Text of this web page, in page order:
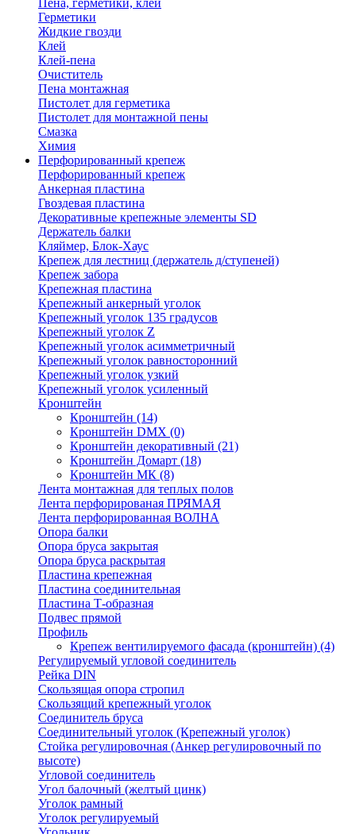
Пена, герметики, клей
Герметики
Жидкие гвозди
Клей
Клей-пена
Очиститель
Пена монтажная
Пистолет для герметика
Пистолет для монтажной пены
Смазка
Химия
Перфорированный крепеж
Перфорированный крепеж
Анкерная пластина
Гвоздевая пластина
Декоративные крепежные элементы SD
Держатель балки
Кляймер, Блок-Хаус
Крепеж для лестниц (держатель д/ступеней)
Крепеж забора
Крепежная пластина
Крепежный анкерный уголок
Крепежный уголок 135 градусов
Крепежный уголок Z
Крепежный уголок асимметричный
Крепежный уголок равносторонний
Крепежный уголок узкий
Крепежный уголок усиленный
Кронштейн
Кронштейн (14)
Кронштейн DMX (0)
Кронштейн декоративный (21)
Кронштейн Домарт (18)
Кронштейн МК (8)
Лента монтажная для теплых полов
Лента перфорированая ПРЯМАЯ
Лента перфорированная ВОЛНА
Опора балки
Опора бруса закрытая
Опора бруса раскрытая
Пластина крепежная
Пластина соединительная
Пластина Т-образная
Подвес прямой
Профиль
Крепеж вентилируемого фасада (кронштейн) (4)
Регулируемый угловой соединитель
Рейка DIN
Скользящая опора стропил
Скользящий крепежный уголок
Соединитель бруса
Соединительный уголок (Крепежный уголок)
Стойка регулировочная (Анкер регулировочный по
высоте)
Угловой соединитель
Угол балочный (желтый цинк)
Уголок рамный
Уголок регулируемый